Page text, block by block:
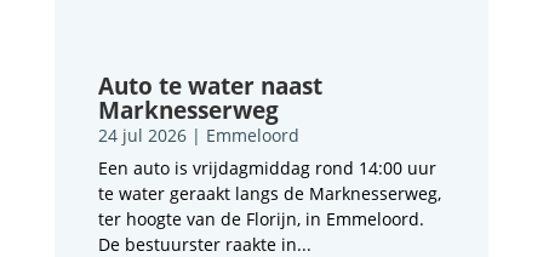
Auto te water naast
Marknesserweg
24 jul 2026| Emmeloord
Een auto is vrijdagmiddag rond 14:00 uur
te water geraakt langs de Marknesserweg,
ter hoogte van de Florijn, in Emmeloord.
De bestuurster raakte in...